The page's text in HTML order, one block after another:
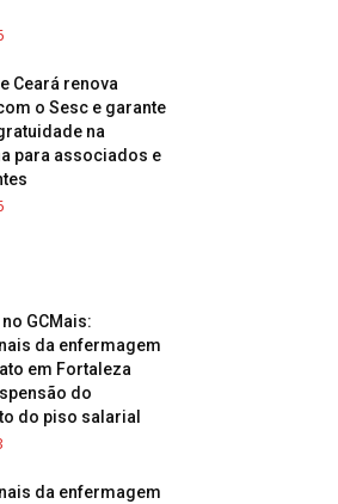
Ceará renova
o Sesc e garante
na
para associados e
GCMais:
da enfermagem
em Fortaleza
do
do piso salarial
da enfermagem